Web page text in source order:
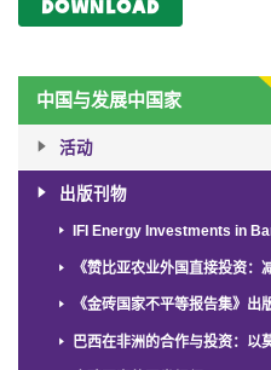
中国与发展中国家
活动
出版刊物
IFI Energy Investments in
《赞比亚农业外国直接投资
《金砖国家不平等报告集》出
巴西在非洲的合作与投资：以
download